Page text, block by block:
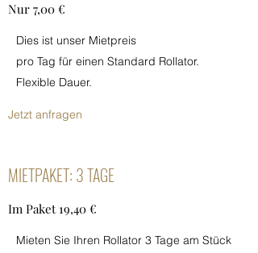
Nur 7,00 €
Dies ist unser Mietpreis
pro Tag für einen Standard Rollator.
Flexible Dauer.
Jetzt anfragen
MIETPAKET: 3 TAGE
Im Paket 19,40 €
Mieten Sie Ihren Rollator 3 Tage am Stück